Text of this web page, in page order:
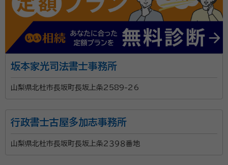
ます。まずはお気軽にお問い合わせください。
坂本家光司法書士事務所
山梨県北杜市長坂町長坂上条2589-26
行政書士古屋多加志事務所
山梨県北杜市長坂町長坂上条２３９８番地